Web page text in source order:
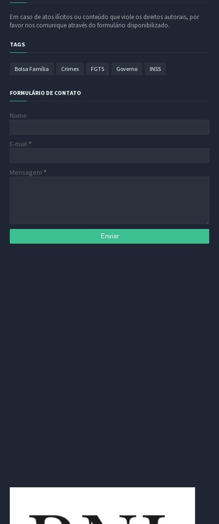
Em caso de atos ilícitos ou conteúdo que viole os direitos autorais, por
favor nos comunique através do formulário disponibilizado.
TAGS
Bolsa Família Crimes FGTS Governo INSS
FORMULÁRIO DE CONTATO
Nome
E-mail *
Mensagem *